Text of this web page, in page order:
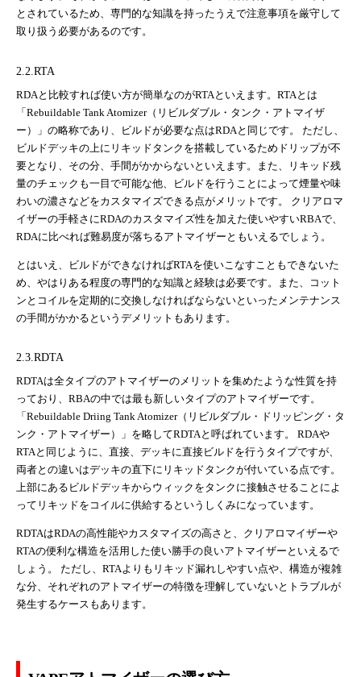
とされているため、専門的な知識を持ったうえで注意事項を厳守して
取り扱う必要があるのです。
2.2.RTA
RDAと比較すれば使い方が簡単なのがRTAといえます。RTAとは
「Rebuildable Tank Atomizer（リビルダブル・タンク・アトマイザ
ー）」の略称であり、ビルドが必要な点はRDAと同じです。 ただし、
ビルドデッキの上にリキッドタンクを搭載しているためドリップが不
要となり、その分、手間がかからないといえます。また、リキッド残
量のチェックも一目で可能な他、ビルドを行うことによって煙量や味
わいの濃さなどをカスタマイズできる点がメリットです。 クリアロマ
イザーの手軽さにRDAのカスタマイズ性を加えた使いやすいRBAで、
RDAに比べれば難易度が落ちるアトマイザーともいえるでしょう。
とはいえ、ビルドができなければRTAを使いこなすこともできないた
め、やはりある程度の専門的な知識と経験は必要です。また、コット
ンとコイルを定期的に交換しなければならないといったメンテナンス
の手間がかかるというデメリットもあります。
2.3.RDTA
RDTAは全タイプのアトマイザーのメリットを集めたような性質を持
っており、RBAの中では最も新しいタイプのアトマイザーです。
「Rebuildable Driing Tank Atomizer（リビルダブル・ドリッピング・タ
ンク・アトマイザー）」を略してRDTAと呼ばれています。 RDAや
RTAと同じように、直接、デッキに直接ビルドを行うタイプですが、
両者との違いはデッキの直下にリキッドタンクが付いている点です。
上部にあるビルドデッキからウィックをタンクに接触させることによ
ってリキッドをコイルに供給するというしくみになっています。
RDTAはRDAの高性能やカスタマイズの高さと、クリアロマイザーや
RTAの便利な構造を活用した使い勝手の良いアトマイザーといえるで
しょう。 ただし、RTAよりもリキッド漏れしやすい点や、構造が複雑
な分、それぞれのアトマイザーの特徴を理解していないとトラブルが
発生するケースもあります。